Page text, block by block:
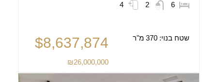
6
2
4
שטח בנוי:370 מ"ר $8,637,874
₪26,000,000